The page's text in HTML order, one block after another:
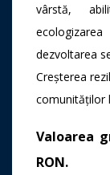
vârstă,
dezvoltarea
Creșterea
comunităților
Valoarea
RON.